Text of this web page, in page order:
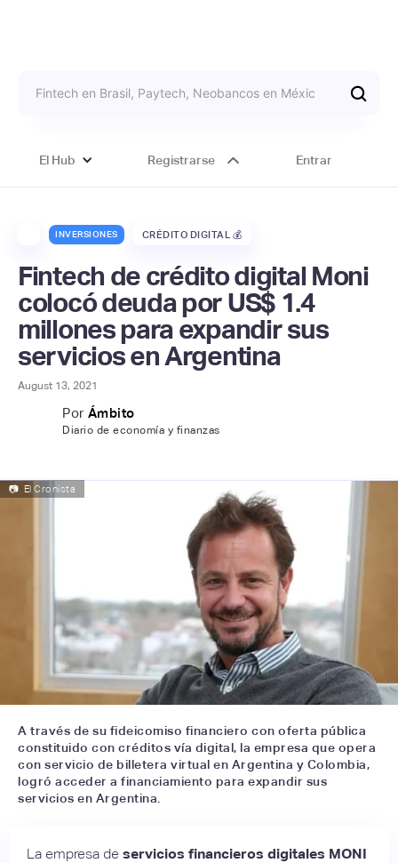
El Hub Registrarse Entrar
INVERSIONES CRÉDITO DIGITAL 💰
Fintech de crédito digital Moni
colocó deuda por US$ 1.4
millones para expandir sus
servicios en Argentina
August 13, 2021
Por Ámbito
Diario de economía y finanzas
📷 El Cronista
A través de su fideicomiso financiero con oferta pública
constituido con créditos vía digital, la empresa que opera
con servicio de billetera virtual en Argentina y Colombia,
logró acceder a financiamiento para expandir sus
servicios en Argentina.
La empresa de servicios financieros digitales MONI